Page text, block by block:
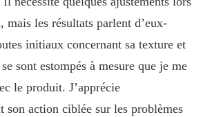
mais les résultats parlent d’eux-
initiaux concernant sa texture et
sont estompés à mesure que je me
le produit. J’apprécie
son action ciblée sur les problèmes